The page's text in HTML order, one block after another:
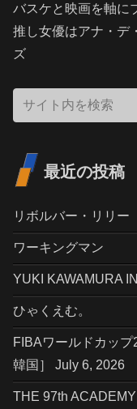
バスケと映画を軸に
推し女優はアナ・デ
ズ
最近の投稿
リボルバー・リリー
ワーキングマン
YUKI KAWAMURA
ひゃくえむ。
FIBAワールドカッ
韓国］ July 6, 2026
THE 97th